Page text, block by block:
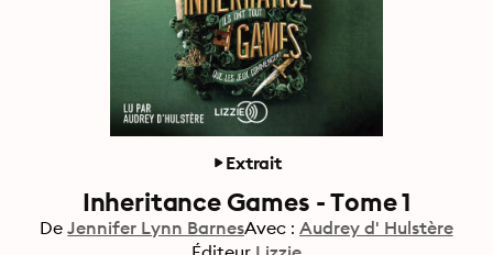
Extrait
Inheritance Games - Tome 1
De Jennifer Lynn BarnesAvec : Audrey d' Hulstère